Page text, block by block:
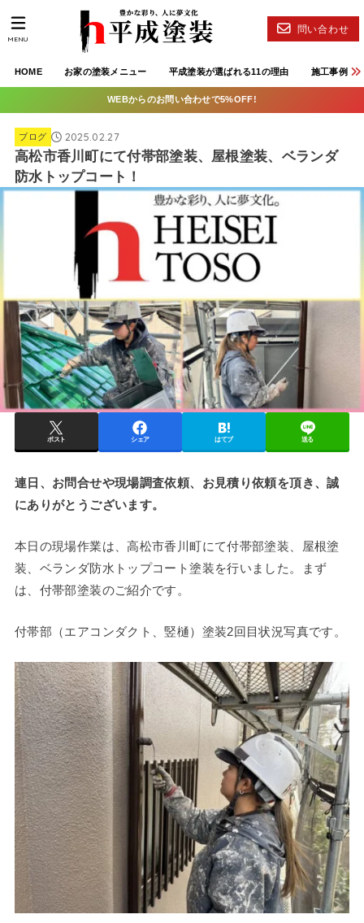
HOME お家の塗装メニュー 平成塗装が選ばれる11の理由 施工事例
問い合わせ
MENU
WEBからのお問い合わせで5%OFF!
ブログ 2025.02.27
高松市香川町にて付帯部塗装、屋根塗装、ベランダ
防水トップコート！
ポスト シェア はてブ 送る
連日、お問合せや現場調査依頼、お見積り依頼を頂き、誠
にありがとうございます。
本日の現場作業は、高松市香川町にて付帯部塗装、屋根塗
装、ベランダ防水トップコート塗装を行いました。まず
は、付帯部塗装のご紹介です。
付帯部（エアコンダクト、竪樋）塗装2回目状況写真です。